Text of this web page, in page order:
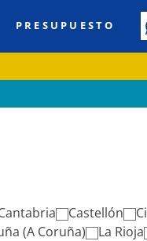
PRESUPUESTO
Castellón
(A Coruña) La Rioja